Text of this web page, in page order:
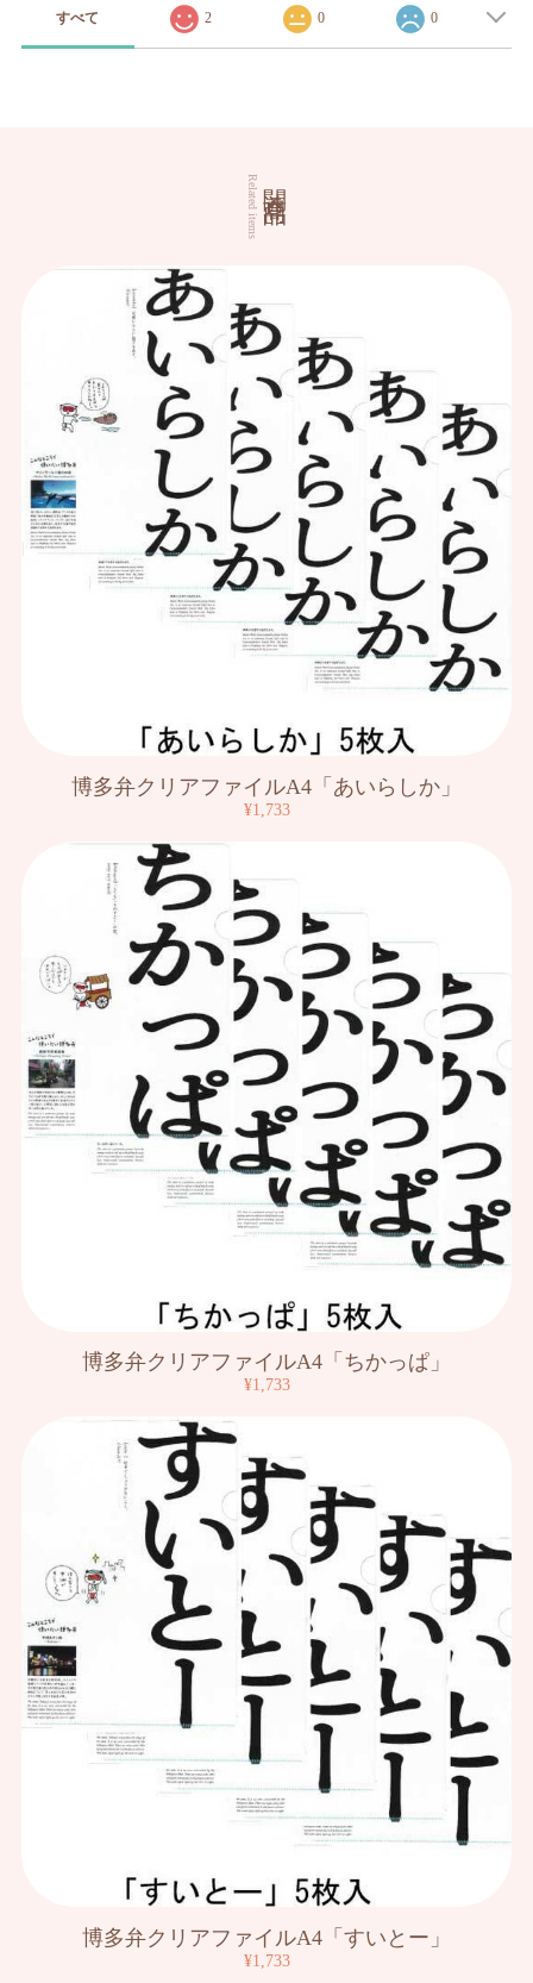
すべて 2 0 0
Related items
博多弁クリアファイルA4「あいらしか」
¥1,733
博多弁クリアファイルA4「ちかっぱ」
¥1,733
博多弁クリアファイルA4「すいとー」
¥1,733